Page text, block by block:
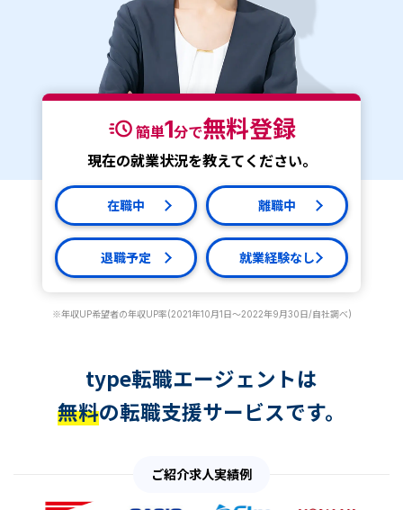
簡単1分で無料登録
現在の就業状況を教えてください。
在職中 離職中
退職予定 就業経験なし
※年収UP希望者の年収UP率(2021年10月1日～2022年9月30日/自社調べ)
type転職エージェントは
無料の転職支援サービスです。
ご紹介求人実績例